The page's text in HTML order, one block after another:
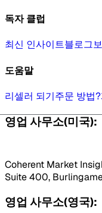
독자 클럽
최신 인사이트블로그
도움말
리셀러 되기주문 방법?
영업 사무소(미국):
Coherent Market
Suite 400,
영업 사무소(영국):